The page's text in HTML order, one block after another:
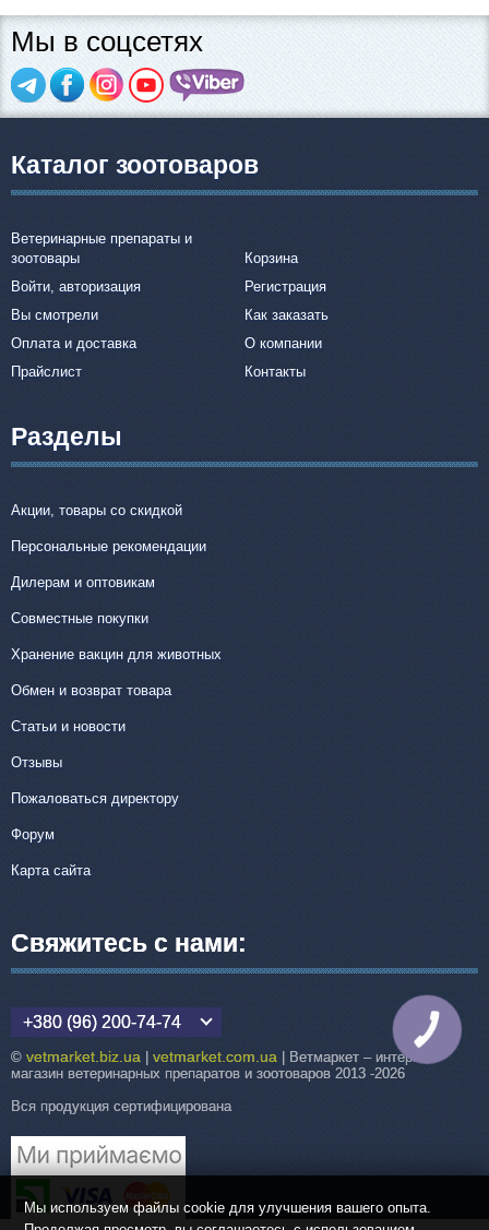
Мы в соцсетях
Каталог зоотоваров
Ветеринарные препараты и
зоотовары
Корзина
Войти, авторизация
Регистрация
Вы смотрели
Как заказать
Оплата и доставка
О компании
Прайслист
Контакты
Разделы
Акции, товары со скидкой
Персональные рекомендации
Дилерам и оптовикам
Совместные покупки
Хранение вакцин для животных
Обмен и возврат товара
Статьи и новости
Отзывы
Пожаловаться директору
Форум
Карта сайта
Свяжитесь с нами:
+380 (96) 200-74-74
© vetmarket.biz.ua | vetmarket.com.ua | Ветмаркет – интернет-
магазин ветеринарных препаратов и зоотоваров 2013 -2026
Вся продукция сертифицирована
Мы используем файлы cookie для улучшения вашего опыта.
КНОПКА
СВЯЗИ